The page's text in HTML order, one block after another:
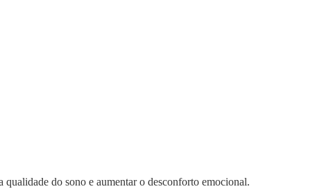
do sono e aumentar o desconforto emocional.